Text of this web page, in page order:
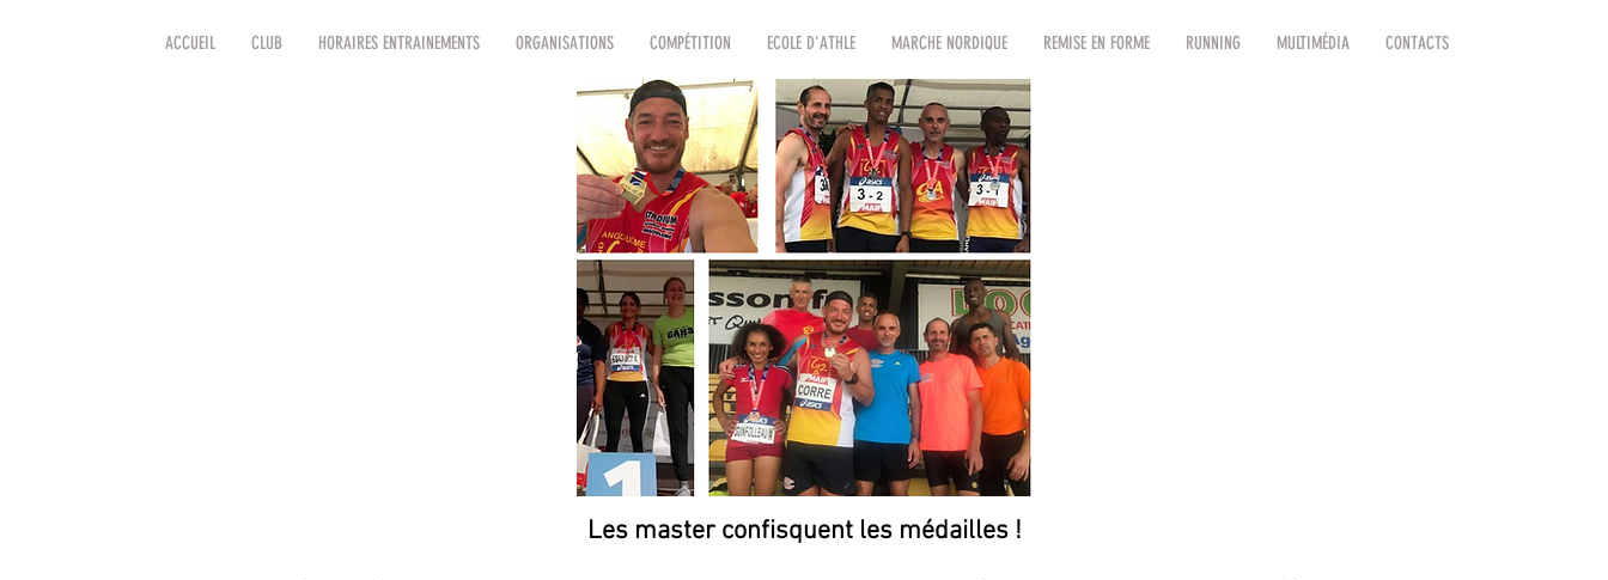
ACCUEIL CLUB HORAIRES ENTRAINEMENTS ORGANISATIONS COMPÉTITION ECOLE D'ATHLE MARCHE NORDIQUE REMISE EN FORME RUNNING MULTIMÉDIA CONTACTS
Les master confisquent les médailles !